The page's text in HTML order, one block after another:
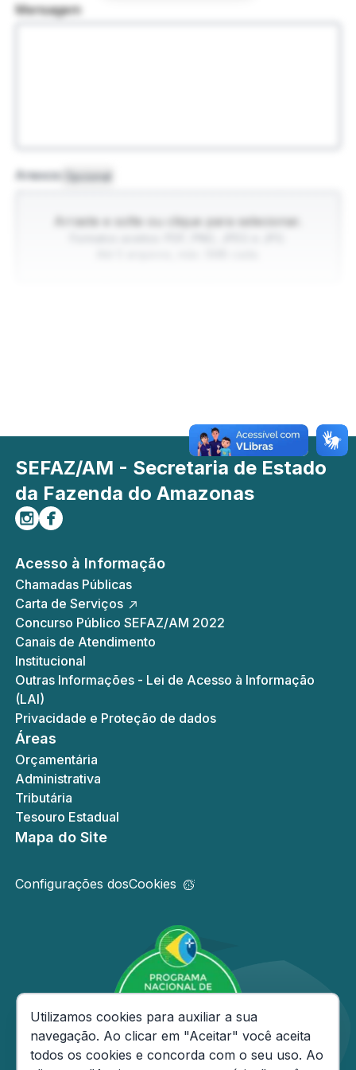
Mensagem
Anexos Opcional
Arraste e solte ou clique para selecionar.
SEFAZ/AM - Secretaria de Estado
da Fazenda do Amazonas
Siga-nos no Instagram
Curta-nos no Facebook
Acesso à Informação
Chamadas Públicas
Carta de Serviços
Concurso Público SEFAZ/AM 2022
Canais de Atendimento
Institucional
Outras Informações - Lei de Acesso à Informação
(LAI)
Privacidade e Proteção de dados
Áreas
Orçamentária
Administrativa
Tributária
Tesouro Estadual
Mapa do Site
Configurações dosCookies
Consentimento de Cookies
Utilizamos cookies para auxiliar a sua
navegação. Ao clicar em "Aceitar" você aceita
todos os cookies e concorda com o seu uso. Ao